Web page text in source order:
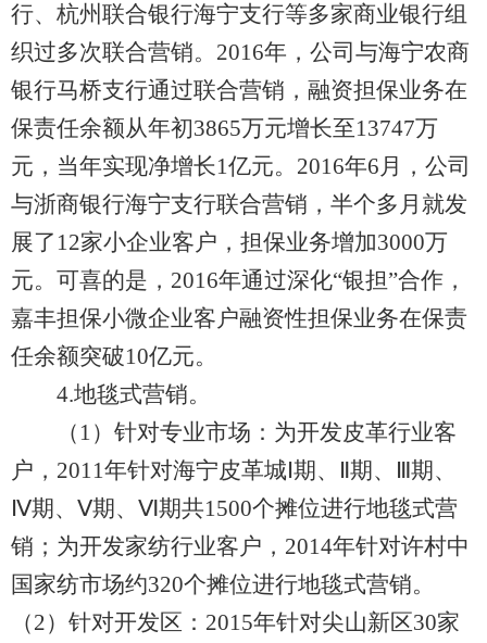
行、杭州联合银行海宁支行等多家商业银行组
织过多次联合营销。2016年，公司与海宁农商
银行马桥支行通过联合营销，融资担保业务在
保责任余额从年初3865万元增长至13747万
元，当年实现净增长1亿元。2016年6月，公司
与浙商银行海宁支行联合营销，半个多月就发
展了12家小企业客户，担保业务增加3000万
元。可喜的是，2016年通过深化“银担”合作，
嘉丰担保小微企业客户融资性担保业务在保责
任余额突破10亿元。
4.地毯式营销。
（1）针对专业市场：为开发皮革行业客
户，2011年针对海宁皮革城Ⅰ期、Ⅱ期、Ⅲ期、
Ⅳ期、Ⅴ期、Ⅵ期共1500个摊位进行地毯式营
销；为开发家纺行业客户，2014年针对许村中
国家纺市场约320个摊位进行地毯式营销。
（2）针对开发区：2015年针对尖山新区30家